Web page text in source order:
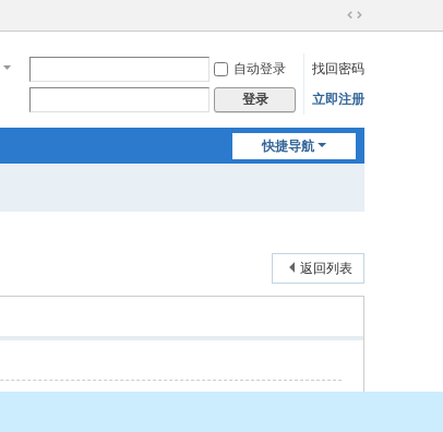
切
到
宽
自动登录
找回密码
登录 立即注册
快捷导航
返回列表